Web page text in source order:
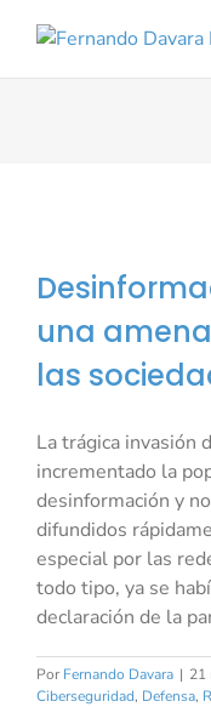
contenido
una
las
La trágica invasión
incrementado la
desinformación y
difundidos
especial por las
todo tipo, ya se
declaración de la
Por Fernando Davara | 21
Ciberseguridad, Defensa,